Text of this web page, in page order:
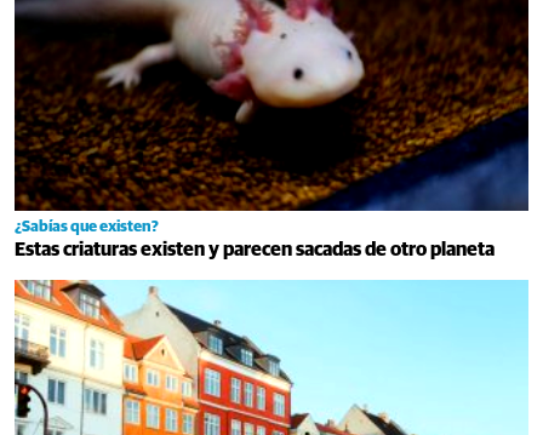
¿Sabías que existen?
Estas criaturas existen y parecen sacadas de otro planeta